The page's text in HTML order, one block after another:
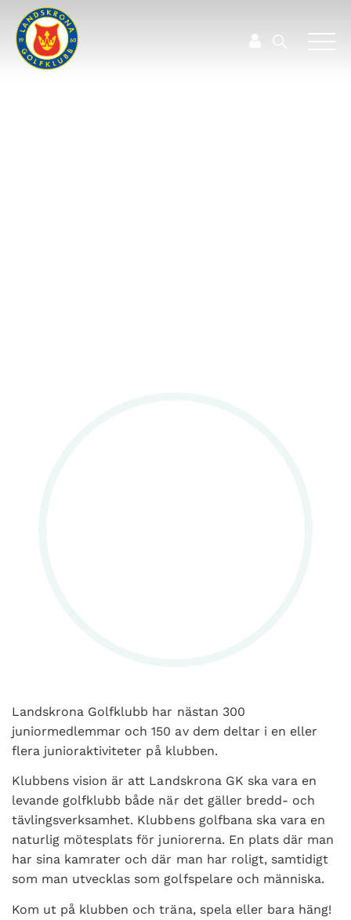
Landskrona Golfklubb har nästan 300
juniormedlemmar och 150 av dem deltar i en eller
flera junioraktiviteter på klubben.
Klubbens vision är att Landskrona GK ska vara en
levande golfklubb både när det gäller bredd- och
tävlingsverksamhet. Klubbens golfbana ska vara en
naturlig mötesplats för juniorerna. En plats där man
har sina kamrater och där man har roligt, samtidigt
som man utvecklas som golfspelare och människa.
Kom ut på klubben och träna, spela eller bara häng!